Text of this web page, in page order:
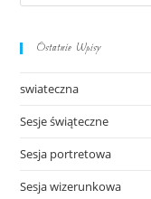
Ostatnie Wpisy
swiateczna
Sesje świąteczne
Sesja portretowa
Sesja wizerunkowa